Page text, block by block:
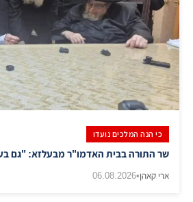
כי הנה המלכים נועדו
שר התורה בבית האדמו"ר מבעלזא: "גם
ארי קאהן•
06.08.2026